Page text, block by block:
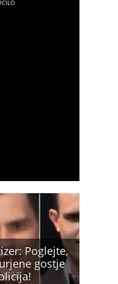
Poglejte,
gostje